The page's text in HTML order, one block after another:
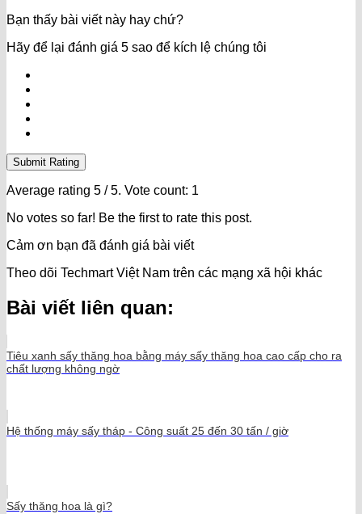
Bạn thấy bài viết này hay chứ?
Hãy để lại đánh giá 5 sao để kích lệ chúng tôi
Submit Rating
Average rating 5 / 5. Vote count: 1
No votes so far! Be the first to rate this post.
Cảm ơn bạn đã đánh giá bài viết
Theo dõi Techmart Việt Nam trên các mạng xã hội khác
Bài viết liên quan:
Tiêu xanh sấy thăng hoa bằng máy sấy thăng hoa cao cấp cho ra
chất lượng không ngờ
Hệ thống máy sấy tháp - Công suất 25 đến 30 tấn / giờ
Sấy thăng hoa là gì?